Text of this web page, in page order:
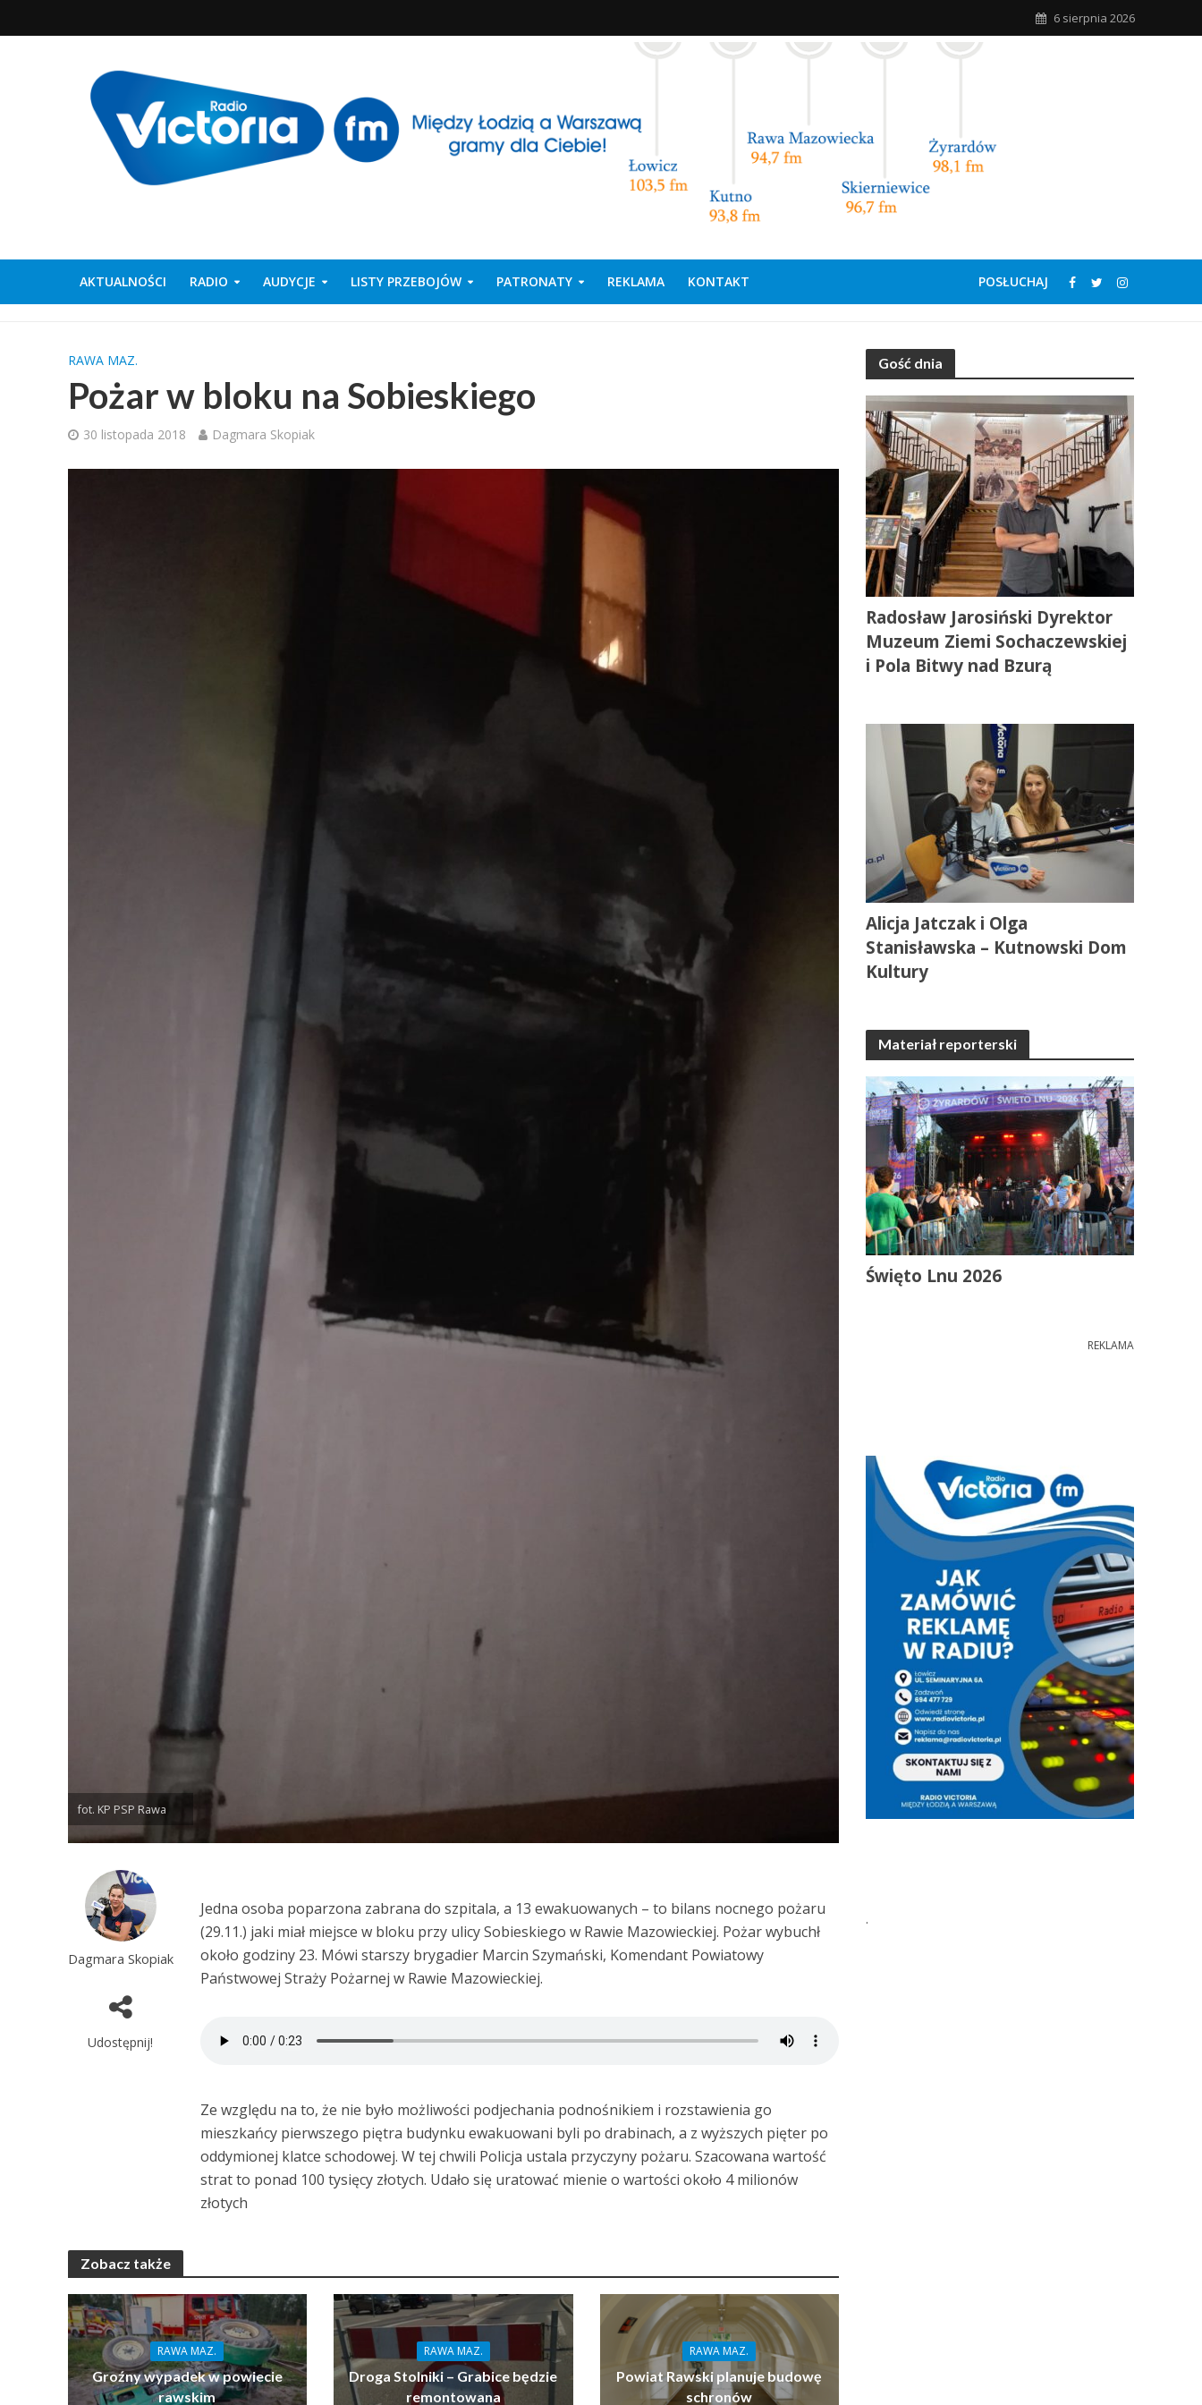
6 sierpnia 2026
AKTUALNOŚCI RADIO AUDYCJE LISTY PRZEBOJÓW PATRONATY REKLAMA KONTAKT POSŁUCHAJ
RAWA MAZ.
Pożar w bloku na Sobieskiego
30 listopada 2018 Dagmara Skopiak
fot. KP PSP Rawa
Dagmara Skopiak
Udostępnij!
Jedna osoba poparzona zabrana do szpitala, a 13 ewakuowanych – to bilans nocnego pożaru
(29.11.) jaki miał miejsce w bloku przy ulicy Sobieskiego w Rawie Mazowieckiej. Pożar wybuchł
około godziny 23. Mówi starszy brygadier Marcin Szymański, Komendant Powiatowy
Państwowej Straży Pożarnej w Rawie Mazowieckiej.
Ze względu na to, że nie było możliwości podjechania podnośnikiem i rozstawienia go
mieszkańcy pierwszego piętra budynku ewakuowani byli po drabinach, a z wyższych pięter po
oddymionej klatce schodowej. W tej chwili Policja ustala przyczyny pożaru. Szacowana wartość
strat to ponad 100 tysięcy złotych. Udało się uratować mienie o wartości około 4 milionów
złotych
Zobacz także
RAWA MAZ.
Groźny wypadek w powiecie
rawskim
RAWA MAZ.
Droga Stolniki – Grabice będzie
remontowana
RAWA MAZ.
Powiat Rawski planuje budowę
schronów
Gość dnia
Radosław Jarosiński Dyrektor
Muzeum Ziemi Sochaczewskiej
i Pola Bitwy nad Bzurą
Alicja Jatczak i Olga
Stanisławska – Kutnowski Dom
Kultury
Materiał reporterski
Święto Lnu 2026
REKLAMA
.